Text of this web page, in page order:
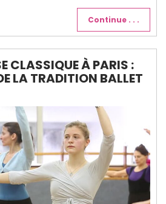
Continue . . .
CLASSIQUE À PARIS :
LA TRADITION BALLET